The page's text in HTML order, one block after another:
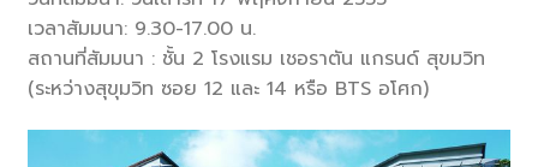
เวลาสัมมนา: 9.30-17.00 น.
สถานที่สัมมนา : ชั้น 2 โรงแรม เชอราตัน แกรนด์ สุขมวิท
(ระหว่างสุขุมวิท ซอย 12 และ 14 หรือ BTS อโศก)